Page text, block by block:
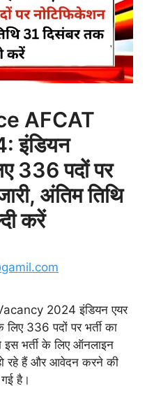
AFCAT
इंडियन
336 पदों पर
अंतिम तिथि
करें
2024 इंडियन एयर
के लिए 336 पदों पर भर्ती का
इस भर्ती के लिए ऑनलाइन
रहे हैं और आवेदन करने की
है।